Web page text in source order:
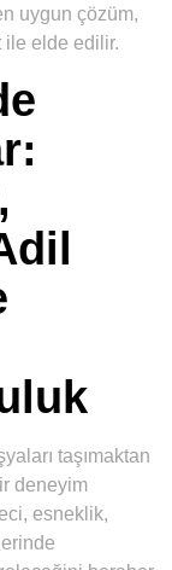
uygun çözüm,
ile elde edilir.
taşımaktan
deneyim
esneklik,